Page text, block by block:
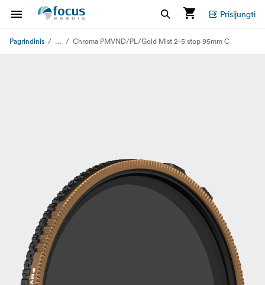
Prisijungti
Pagrindinis ... Chroma PMVND/PL/Gold Mist 2-5 stop 95mm C